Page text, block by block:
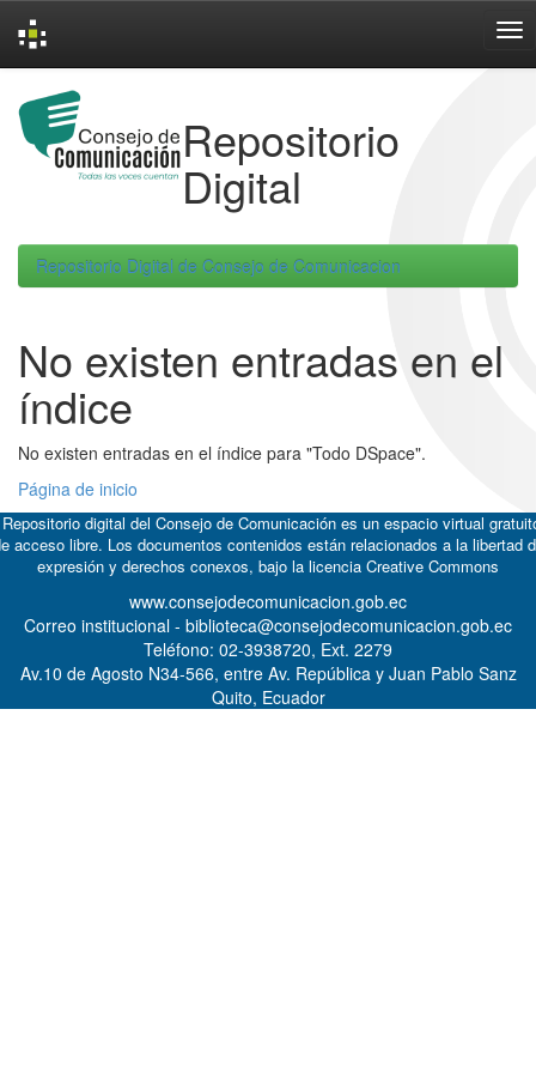
navigation
Repositorio
Digital
Repositorio Digital de Consejo de Comunicacion
No existen entradas en el
índice
No existen entradas en el índice para "Todo DSpace".
Página de inicio
digital del Consejo de Comunicación es un espacio virtual
acceso libre. Los documentos contenidos están relacionados a la libertad
expresión y derechos conexos, bajo la licencia Creative Commons
www.consejodecomunicacion.gob.ec
Correo institucional - biblioteca@consejodecomunicacion.gob.ec
Teléfono: 02-3938720, Ext. 2279
Av.10 de Agosto N34-566, entre Av. República y Juan Pablo Sanz
Quito, Ecuador